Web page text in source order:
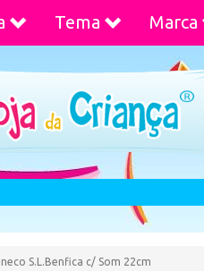
Tema Marca
S.L.Benfica c/ Som 22cm